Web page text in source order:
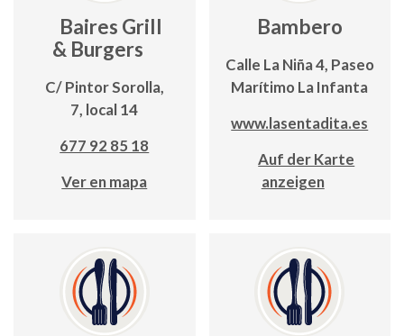
Baires Grill
& Burgers
C/ Pintor Sorolla,
7, local 14
677 92 85 18
Ver en mapa
Bambero
Calle La Niña 4, Paseo
Marítimo La Infanta
www.lasentadita.es
Auf der Karte
anzeigen